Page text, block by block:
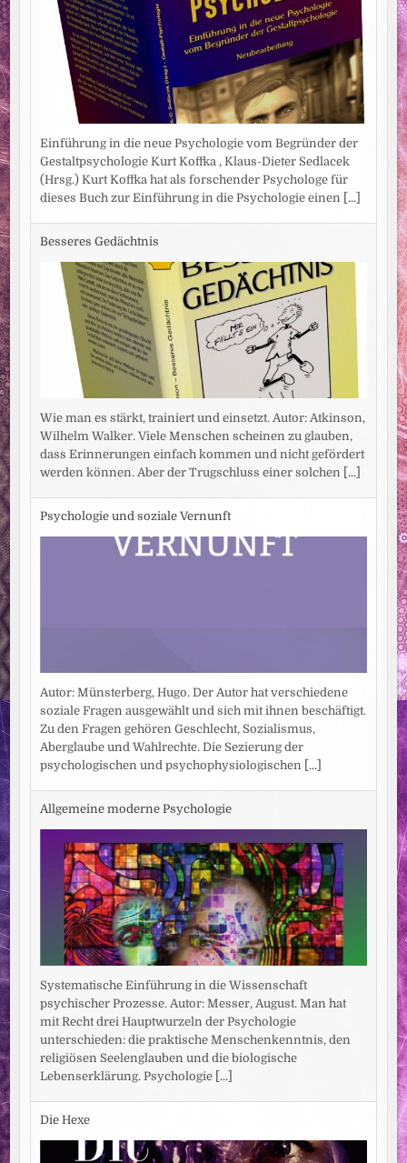
Einführung in die neue Psychologie vom Begründer der
Gestaltpsychologie Kurt Koffka , Klaus-Dieter Sedlacek
(Hrsg.) Kurt Koffka hat als forschender Psychologe für
dieses Buch zur Einführung in die Psychologie einen [...]
Besseres Gedächtnis
Wie man es stärkt, trainiert und einsetzt. Autor: Atkinson,
Wilhelm Walker. Viele Menschen scheinen zu glauben,
dass Erinnerungen einfach kommen und nicht gefördert
werden können. Aber der Trugschluss einer solchen [...]
Psychologie und soziale Vernunft
Autor: Münsterberg, Hugo. Der Autor hat verschiedene
soziale Fragen ausgewählt und sich mit ihnen beschäftigt.
Zu den Fragen gehören Geschlecht, Sozialismus,
Aberglaube und Wahlrechte. Die Sezierung der
psychologischen und psychophysiologischen [...]
Allgemeine moderne Psychologie
Systematische Einführung in die Wissenschaft
psychischer Prozesse. Autor: Messer, August. Man hat
mit Recht drei Hauptwurzeln der Psychologie
unterschieden: die praktische Menschenkenntnis, den
religiösen Seelenglauben und die biologische
Lebenserklärung. Psychologie [...]
Die Hexe